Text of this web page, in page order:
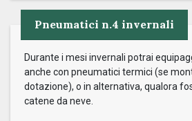
Pneumatici n.4 invernali
Durante i mesi invernali potrai
anche con pneumatici termici (se
dotazione), o in alternativa, qualora
catene da neve.